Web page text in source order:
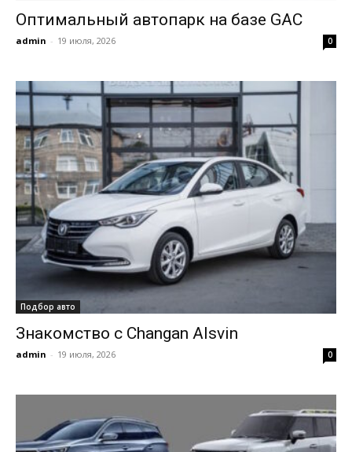
Оптимальный автопарк на базе GAC
admin - 19 июля, 2026 0
Подбор авто
Знакомство с Changan Alsvin
admin - 19 июля, 2026 0